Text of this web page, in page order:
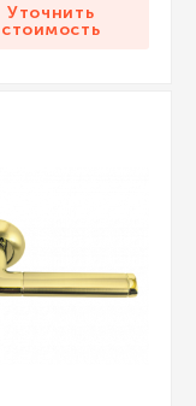
Уточнить
стоимость